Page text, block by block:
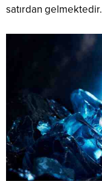
satırdan gelmektedir.